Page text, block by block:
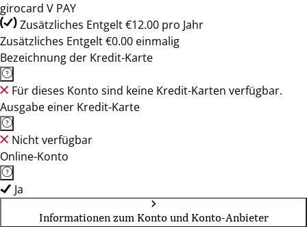
girocard V PAY
Zusätzliches Entgelt €12.00 pro Jahr
Zusätzliches Entgelt €0.00 einmalig
Bezeichnung der Kredit-Karte
Für dieses Konto sind keine Kredit-Karten verfügbar.
Ausgabe einer Kredit-Karte
Nicht verfügbar
Online-Konto
Ja
Informationen zum Konto und Konto-Anbieter